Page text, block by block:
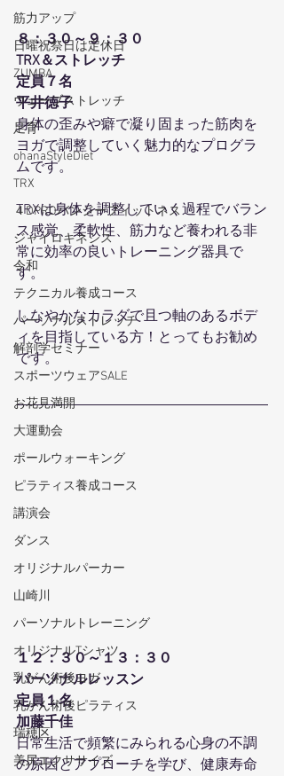
筋力アップ
日曜祝祭日は定休日
ZUMBA
ウェーブストレッチ
足育
ohanaStyleDiet
TRX
４DPROバンジーフィットネス
ジャイロキネシス
令和
テクニカル養成コース
パーソナルストレッチ
解剖学セミナー
スポーツウェアSALE
お花見満開
大運動会
ポールウォーキング
ピラティス養成コース
講演会
ダンス
オリジナルパーカー
山崎川
パーソナルトレーニング
オリジナルTシャツ
乳がん術後ヨガ
乳がん術後ピラティス
瑞穂区
美尻エクササイズ
８：３０～９：３０
TRX＆ストレッチ
定員７名
平井徳子
身体の歪みや癖で凝り固まった筋肉を
ヨガで調整していく魅力的なプログラ
ムです。
TRXは身体を調整していく過程でバラン
ス感覚、柔軟性、筋力など養われる非
常に効率の良いトレーニング器具で
す。
しなやかなカラダで且つ軸のあるボデ
ィを目指している方！とってもお勧め
です。
１２：３０～１３：３０
パーソナルレッスン
定員１名
加藤千佳
日常生活で頻繁にみられる心身の不調
の原因とアプローチを学び、健康寿命